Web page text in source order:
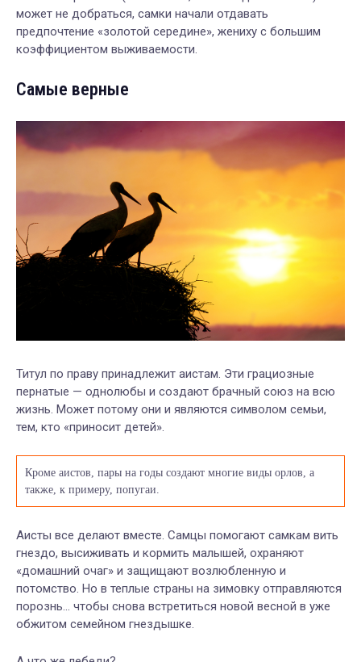
может не добраться, самки начали отдавать
предпочтение «золотой середине», жениху с большим
коэффициентом выживаемости.
Самые верные
Титул по праву принадлежит аистам. Эти грациозные
пернатые — однолюбы и создают брачный союз на всю
жизнь. Может потому они и являются символом семьи,
тем, кто «приносит детей».
Кроме аистов, пары на годы создают многие виды орлов, а
также, к примеру, попугаи.
Аисты все делают вместе. Самцы помогают самкам вить
гнездо, высиживать и кормить малышей, охраняют
«домашний очаг» и защищают возлюбленную и
потомство. Но в теплые страны на зимовку отправляются
порознь… чтобы снова встретиться новой весной в уже
обжитом семейном гнездышке.